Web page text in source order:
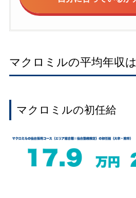
マクロミルの平均年収
マクロミルの初任給